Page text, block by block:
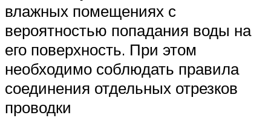
влажных помещениях с
вероятностью попадания воды на
его поверхность. При этом
необходимо соблюдать правила
соединения отдельных отрезков
проводки